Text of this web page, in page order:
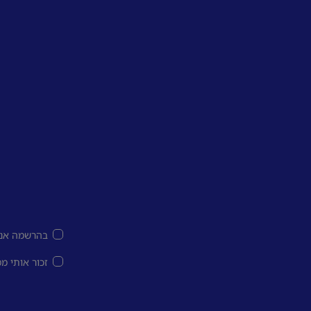
בהרשמה
זכור אותי